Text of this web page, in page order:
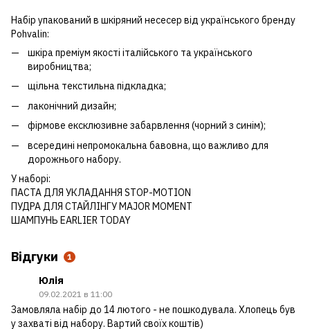
Набір упакований в шкіряний несесер від українського бренду
Pohvalin:
шкіра преміум якості італійського та українського
виробництва;
щільна текстильна підкладка;
лаконічний дизайн;
фірмове ексклюзивне забарвлення (чорний з синім);
всередині непромокальна бавовна, що важливо для
дорожнього набору.
У наборі:
ПАСТА ДЛЯ УКЛАДАННЯ STOP-MOTION
ПУДРА ДЛЯ СТАЙЛІНГУ MAJOR MOMENT
ШАМПУНЬ EARLIER TODAY
Відгуки 1
Юлія
09.02.2021 в 11:00
Замовляла набір до 14 лютого - не пошкодувала. Хлопець був
у захваті від набору. Вартий своїх коштів)